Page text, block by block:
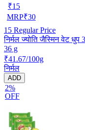
₹15
MRP₹30
15 Regular Price
निर्मल ज्योति जैस्मिन वेट धुप
36 g
₹41.67/100g
निर्मल
ADD
2%
OFF